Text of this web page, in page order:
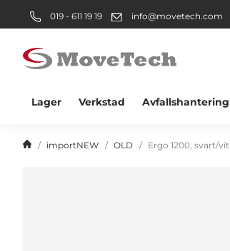
019 - 611 19 19 info@movetech.com
Lager Verkstad Avfallshantering
importNEW OLD Ergo 1200, svart/vit